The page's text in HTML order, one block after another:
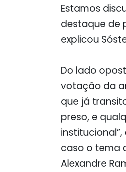
Estamos
destaque de
explicou
Do lado
votação da
que já
preso, e
caso o tema
Alexandre